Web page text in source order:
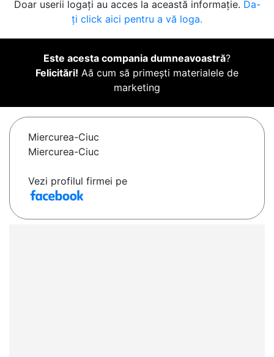
Doar userii logați au acces la această informație. Da-
ți click aici pentru a vă loga.
Este acesta compania dumneavoastră?
Felicitări! Aă cum să primești materialele de
marketing
Miercurea-Ciuc
Miercurea-Ciuc
Vezi profilul firmei pe